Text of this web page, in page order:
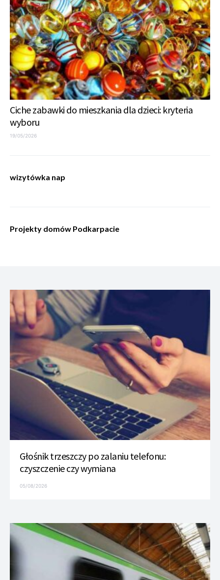
Ciche zabawki do mieszkania dla dzieci: kryteria
wyboru
19/05/2026
wizytówka nap
Projekty domów Podkarpacie
Głośnik trzeszczy po zalaniu telefonu:
czyszczenie czy wymiana
05/08/2026